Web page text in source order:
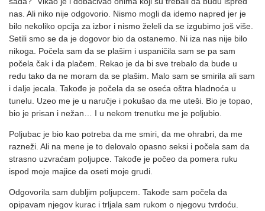
nas. Ali niko nije odgovorio. Nismo mogli da idemo napred jer je
bilo nekoliko opcija za izbor i nismo želeli da se izgubimo još više.
Setili smo se da je dogovor bio da ostanemo. Ni iza nas nije bilo
nikoga. Počela sam da se plašim i uspaničila sam se pa sam
počela čak i da plačem. Rekao je da bi sve trebalo da bude u
redu tako da ne moram da se plašim. Malo sam se smirila ali sam
i dalje jecala. Takođe je počela da se oseća oštra hladnoća u
tunelu. Uzeo me je u naručje i pokušao da me uteši. Bio je topao,
bio je prisan i nežan… I u nekom trenutku me je poljubio.
Poljubac je bio kao potreba da me smiri, da me ohrabri, da me
razneži. Ali na mene je to delovalo opasno seksi i počela sam da
strasno uzvraćam poljupce. Takođe je počeo da pomera ruku
ispod moje majice da oseti moje grudi.
Odgovorila sam dubljim poljupcem. Takođe sam počela da
opipavam njegov kurac i trljala sam rukom o njegovu tvrdoću.